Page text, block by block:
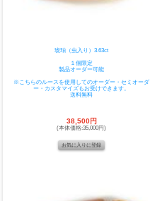
琥珀（虫入り）3.63ct
１個限定
製品オーダー可能
※こちらのルースを使用してのオーダー・セミオーダ
ー・カスタマイズもお受けできます。
送料無料
38,500円
(本体価格:35,000円)